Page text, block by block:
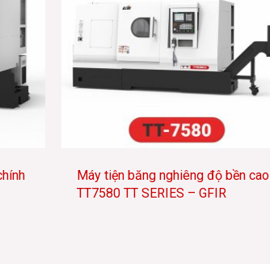
Máy tiện băng nghiêng độ bền cao
TT7580 TT SERIES – GFIR